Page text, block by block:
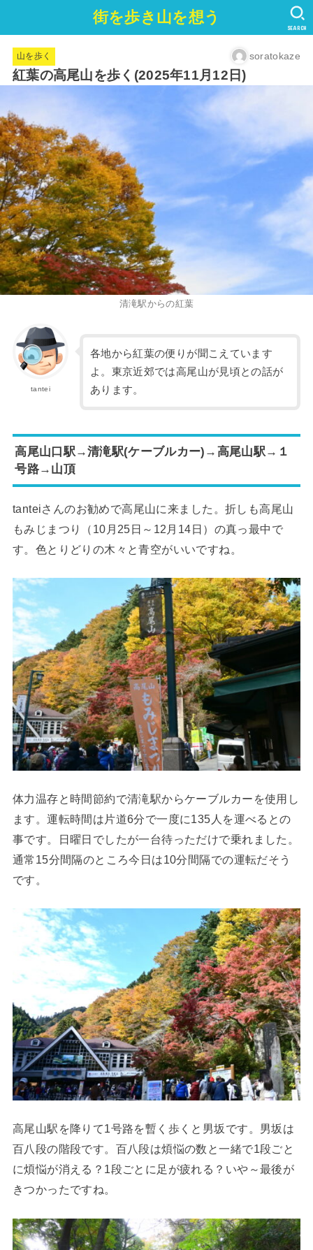
街を歩き山を想う
SEARCH
山を歩く soratokaze
紅葉の高尾山を歩く(2025年11月12日)
清滝駅からの紅葉
tantei
各地から紅葉の便りが聞こえています
よ。東京近郊では高尾山が見頃との話が
あります。
高尾山口駅→清滝駅(ケーブルカー)→高尾山駅→１
号路→山頂
tanteiさんのお勧めで高尾山に来ました。折しも高尾山
もみじまつり（10月25日～12月14日）の真っ最中で
す。色とりどりの木々と青空がいいですね。
体力温存と時間節約で清滝駅からケーブルカーを使用し
ます。運転時間は片道6分で一度に135人を運べるとの
事です。日曜日でしたが一台待っただけで乗れました。
通常15分間隔のところ今日は10分間隔での運転だそう
です。
高尾山駅を降りて1号路を暫く歩くと男坂です。男坂は
百八段の階段です。百八段は煩悩の数と一緒で1段ごと
に煩悩が消える？1段ごとに足が疲れる？いや～最後が
きつかったですね。